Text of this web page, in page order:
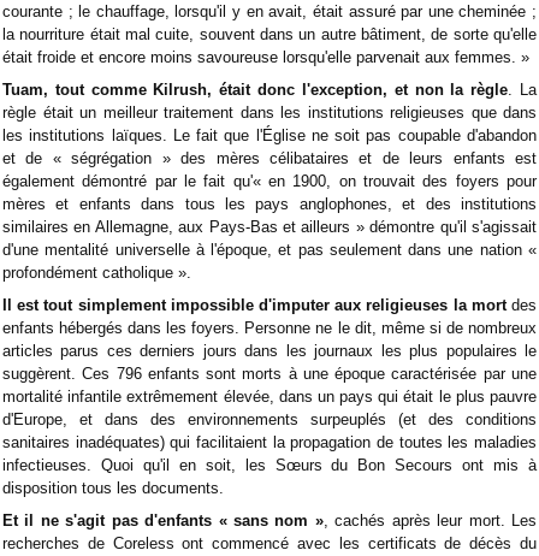
courante ; le chauffage, lorsqu'il y en avait, était assuré par une cheminée ;
la nourriture était mal cuite, souvent dans un autre bâtiment, de sorte qu'elle
était froide et encore moins savoureuse lorsqu'elle parvenait aux femmes. »
Tuam, tout comme Kilrush, était donc l'exception, et non la règle . La
règle était un meilleur traitement dans les institutions religieuses que dans
les institutions laïques. Le fait que l'Église ne soit pas coupable d'abandon
et de « ségrégation » des mères célibataires et de leurs enfants est
également démontré par le fait qu'« en 1900, on trouvait des foyers pour
mères et enfants dans tous les pays anglophones, et des institutions
similaires en Allemagne, aux Pays-Bas et ailleurs » démontre qu'il s'agissait
d'une mentalité universelle à l'époque, et pas seulement dans une nation «
profondément catholique ».
Il est tout simplement impossible d'imputer aux religieuses la mortdes
enfants hébergés dans les foyers. Personne ne le dit, même si de nombreux
articles parus ces derniers jours dans les journaux les plus populaires le
suggèrent. Ces 796 enfants sont morts à une époque caractérisée par une
mortalité infantile extrêmement élevée, dans un pays qui était le plus pauvre
d'Europe, et dans des environnements surpeuplés (et des conditions
sanitaires inadéquates) qui facilitaient la propagation de toutes les maladies
infectieuses. Quoi qu'il en soit, les Sœurs du Bon Secours ont mis à
disposition tous les documents.
Et il ne s'agit pas d'enfants « sans nom », cachés après leur mort. Les
recherches de Coreless ont commencé avec les certificats de décès du